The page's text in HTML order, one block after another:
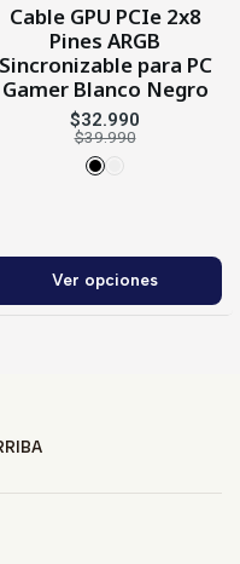
Cable GPU PCIe 2x8
Pines ARGB
Sincronizable para PC
Gamer Blanco Negro
$32.990
$39.990
Ver opciones